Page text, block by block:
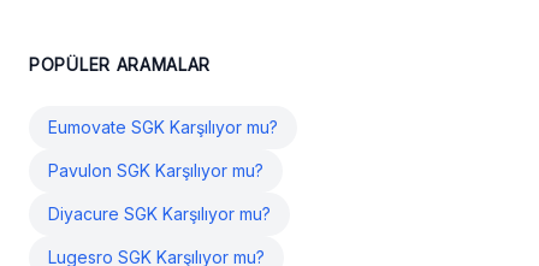
POPÜLER ARAMALAR
Eumovate SGK Karşılıyor mu?
Pavulon SGK Karşılıyor mu?
Diyacure SGK Karşılıyor mu?
Lugesro SGK Karşılıyor mu?